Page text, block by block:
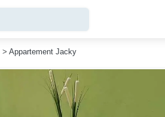
Appartement Jacky